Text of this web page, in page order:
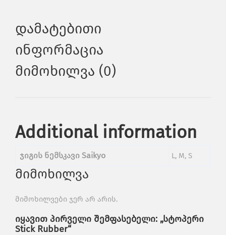
Დამატებითი
Ინფორმაცია
Მიმოხილვა (0)
Additional information
ჯიგის ნემსკავი Saikyo L, M, S
მიმოხილვა
მიმოხილვები ჯერ არ არის.
იყავით პირველი შემფასებელი: „სტოპერი
Stick Rubber“